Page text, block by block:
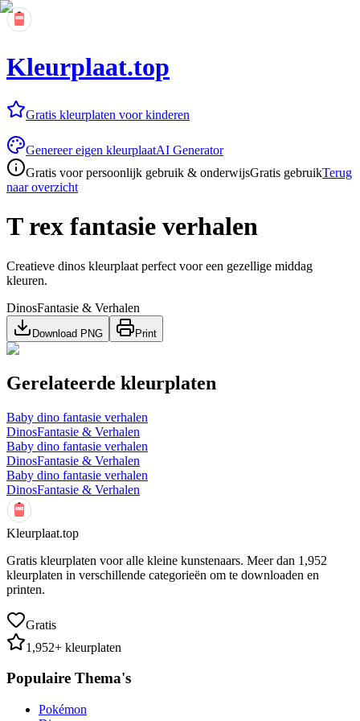
Kleurplaat.top
Gratis kleurplaten voor kinderen
Genereer eigen kleurplaatAI Generator
Gratis voor persoonlijk gebruik & onderwijsGratis gebruikTerug
naar overzicht
T rex fantasie verhalen
Creatieve dinos kleurplaat perfect voor een gezellige middag
kleuren.
DinosFantasie & Verhalen
Download PNG Print
Gerelateerde kleurplaten
Baby dino fantasie verhalen
DinosFantasie & Verhalen
Baby dino fantasie verhalen
DinosFantasie & Verhalen
Baby dino fantasie verhalen
DinosFantasie & Verhalen
Kleurplaat.top
Gratis kleurplaten voor alle kleine kunstenaars. Meer dan 1,952
kleurplaten in verschillende categorieën om te downloaden en
printen.
Gratis
1,952+ kleurplaten
Populaire Thema's
Pokémon